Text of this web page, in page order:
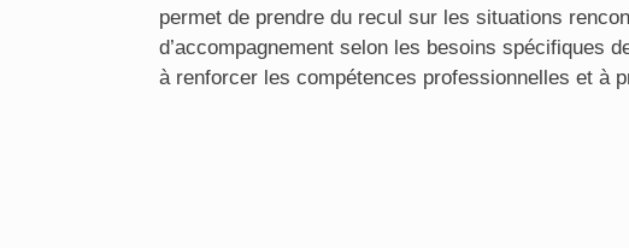
permet de prendre du recul sur les situations
d’accompagnement selon les besoins spécifiques
à renforcer les compétences professionnelles et à